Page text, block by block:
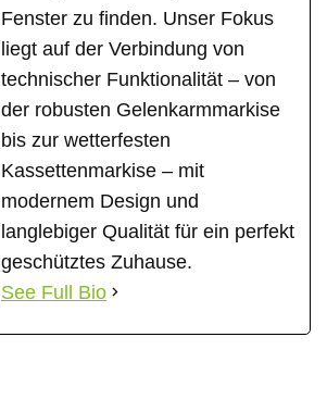
Fenster zu finden. Unser Fokus
liegt auf der Verbindung von
technischer Funktionalität – von
der robusten Gelenkarmmarkise
bis zur wetterfesten
Kassettenmarkise – mit
modernem Design und
langlebiger Qualität für ein perfekt
geschütztes Zuhause.
See Full Bio